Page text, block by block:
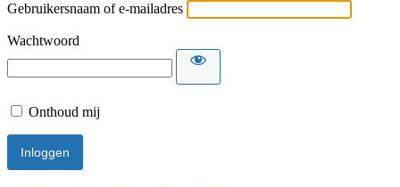
Gebruikersnaam of e-mailadres
Wachtwoord
Onthoud mij